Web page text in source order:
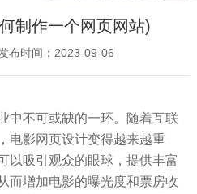
制作一个网页网站)
时间：2023-09-06
中不可或缺的一环。随着互联
电影网页设计变得越来越重
以吸引观众的眼球，提供丰富
而增加电影的曝光度和票房收